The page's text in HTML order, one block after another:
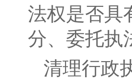
法权是否具
分、委托执
清理行政